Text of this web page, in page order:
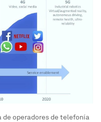
operadores de telefonía